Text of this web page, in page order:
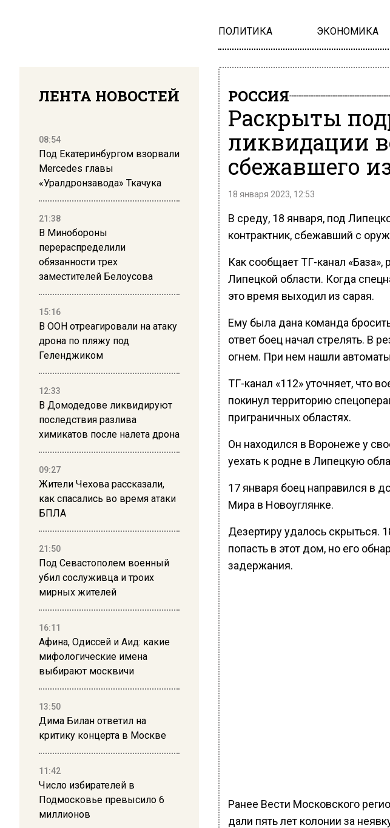
ПОЛИТИКА ЭКОНОМИКА
ЛЕНТА НОВОСТЕЙ
08:54
Под Екатеринбургом взорвали
Mercedes главы
«Уралдронзавода» Ткачука
21:38
В Минобороны
перераспределили
обязанности трех
заместителей Белоусова
15:16
В ООН отреагировали на атаку
дрона по пляжу под
Геленджиком
12:33
В Домодедове ликвидируют
последствия разлива
химикатов после налета дрона
09:27
Жители Чехова рассказали,
как спасались во время атаки
БПЛА
21:50
Под Севастополем военный
убил сослуживца и троих
мирных жителей
16:11
Афина, Одиссей и Аид: какие
мифологические имена
выбирают москвичи
13:50
Дима Билан ответил на
критику концерта в Москве
11:42
Число избирателей в
Подмосковье превысило 6
миллионов
РОССИЯ
Раскрыты
ликвидации
сбежавшего
18 января 2023, 12:53
В среду, 18 января, под
контрактник, сбежавший с
Как сообщает ТГ-канал
Липецкой области. Когда
это время выходил из сарая.
Ему была дана команда
ответ боец начал стрелять. В
огнем. При нем нашли
ТГ-канал «112» уточняет, что
покинул территорию
приграничных областях.
Он находился в Воронеже у
уехать к родне в Липецкую
17 января боец направился в
Мира в Новоуглянке.
Дезертиру удалось скрыться.
попасть в этот дом, но его
задержания.
Ранее Вести Московского
дали пять лет колонии за